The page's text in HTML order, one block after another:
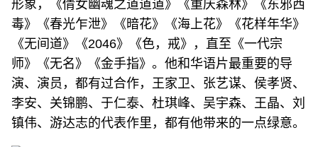
形象，《倩女幽魂之道道道》《重庆森林》《东邪西
毒》《春光乍泄》《暗花》《海上花》《花样年华》
《无间道》《2046》《色，戒》，直至《一代宗
师》《无名》《金手指》。他和华语片最重要的导
演、演员，都有过合作，王家卫、张艺谋、侯孝贤、
李安、关锦鹏、于仁泰、杜琪峰、吴宇森、王晶、刘
镇伟、游达志的代表作里，都有他带来的一点绿意。